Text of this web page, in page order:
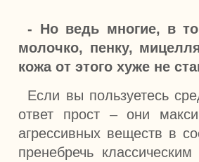
- Но ведь многие, в
молочко, пенку,
кожа от этого хуже не
Если вы пользуетесь
ответ прост – они
агрессивных веществ в
пренебречь